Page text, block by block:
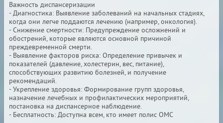
Важность диспансеризации
- Диагностика: Выявление заболеваний на начальных стадиях,
когда они легче поддаются лечению (например, онкология).
- Снижение смертности: Предупреждение осложнений и
обострений, которые являются основной причиной
преждевременной смерти.
- Выявление факторов риска: Определение привычек и
показателей (давление, холестерин, вес, питание),
способствующих развитию болезней, и получение
рекомендаций.
- Укрепление здоровья: Формирование групп здоровья,
назначение лечебных и профилактических мероприятий,
постановка на диспансерное наблюдение.
- Бесплатность: Доступна всем, кто имеет полис ОМС